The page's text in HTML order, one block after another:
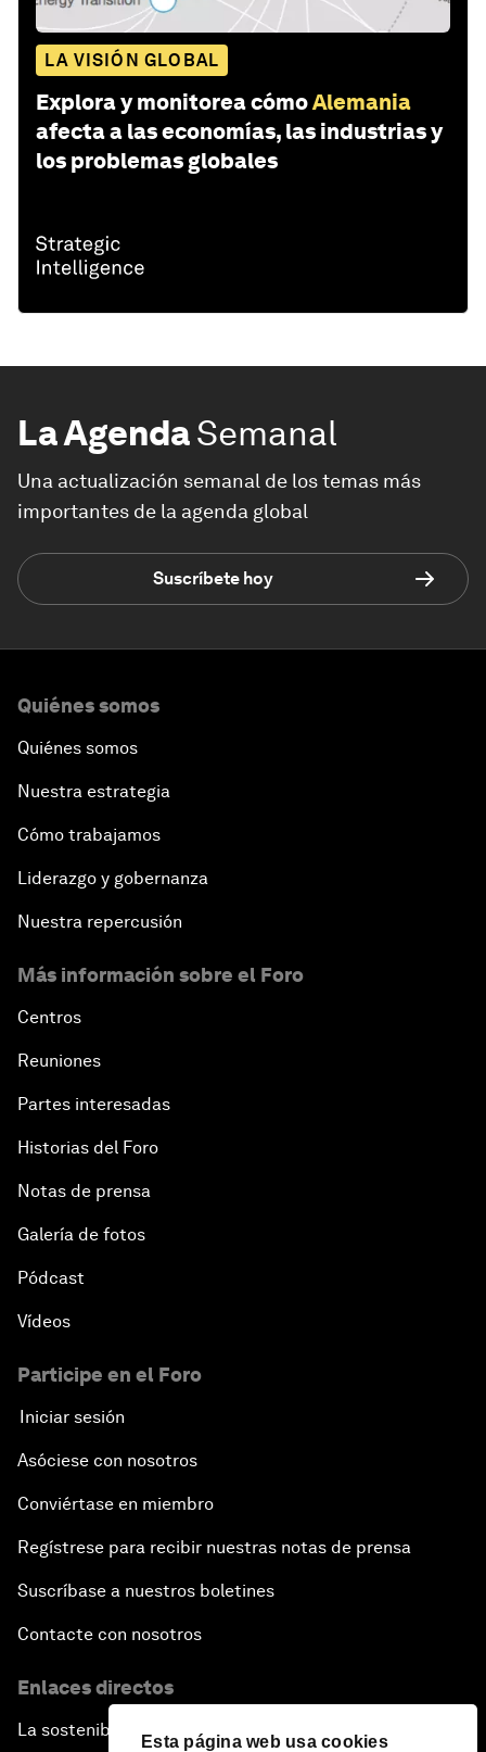
Esta página web usa cookies
LA VISIÓN GLOBAL
Explora y monitorea cómoAlemania
afecta a las economías, las industrias y
los problemas globales
La AgendaSemanal
Una actualización semanal de los temas más
importantes de la agenda global
Suscríbete hoy
Quiénes somos
Quiénes somos
Nuestra estrategia
Cómo trabajamos
Liderazgo y gobernanza
Nuestra repercusión
Más información sobre el Foro
Centros
Reuniones
Partes interesadas
Historias del Foro
Notas de prensa
Galería de fotos
Pódcast
Vídeos
Participe en el Foro
Iniciar sesión
Asóciese con nosotros
Conviértase en miembro
Regístrese para recibir nuestras notas de prensa
Suscríbase a nuestros boletines
Contacte con nosotros
Enlaces directos
La sostenibilidad en el Foro